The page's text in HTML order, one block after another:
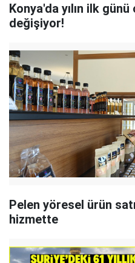
Konya'da yılın ilk
değişiyor!
Pelen yöresel ürün
hizmette